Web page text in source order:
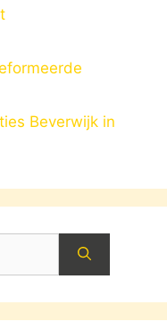
Beverwijk in